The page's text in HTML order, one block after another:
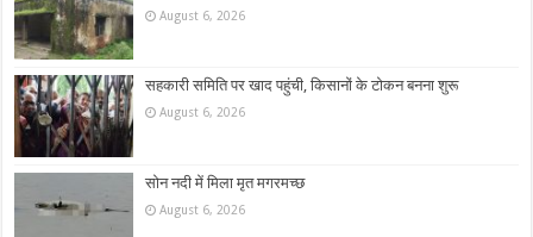
August 6, 2026
सहकारी समिति पर खाद पहुंची, किसानों के टोकन बनना शुरू
August 6, 2026
सोन नदी में मिला मृत मगरमच्छ
August 6, 2026